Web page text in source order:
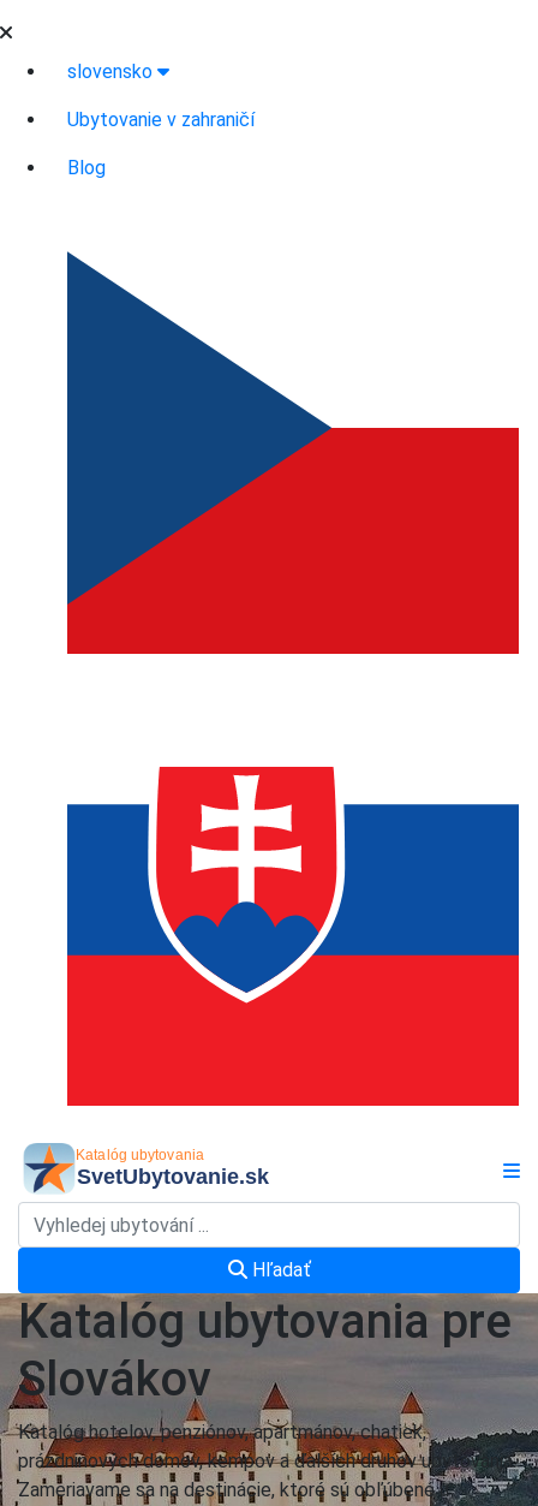
slovensko
Ubytovanie v zahraničí
Blog
Hľadať
Katalóg ubytovania pre
Slovákov
Katalóg hotelov, penziónov, apartmánov, chatiek,
prázdninových domov, kempov a ďalších druhov ubytovania.
Zameriavame sa na destinácie, ktoré sú obľúbené u